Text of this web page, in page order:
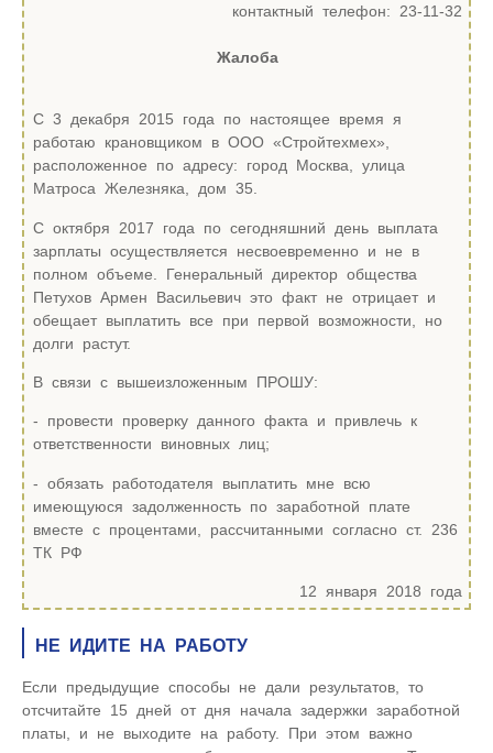
контактный телефон: 23-11-32
Жалоба
С 3 декабря 2015 года по настоящее время я
работаю крановщиком в ООО «Стройтехмех»,
расположенное по адресу: город Москва, улица
Матроса Железняка, дом 35.
С октября 2017 года по сегодняшний день выплата
зарплаты осуществляется несвоевременно и не в
полном объеме. Генеральный директор общества
Петухов Армен Васильевич это факт не отрицает и
обещает выплатить все при первой возможности, но
долги растут.
В связи с вышеизложенным ПРОШУ:
- провести проверку данного факта и привлечь к
ответственности виновных лиц;
- обязать работодателя выплатить мне всю
имеющуюся задолженность по заработной плате
вместе с процентами, рассчитанными согласно ст. 236
ТК РФ
12 января 2018 года
НЕ ИДИТЕ НА РАБОТУ
Если предыдущие способы не дали результатов, то
отсчитайте 15 дней от дня начала задержки заработной
платы, и не выходите на работу. При этом важно